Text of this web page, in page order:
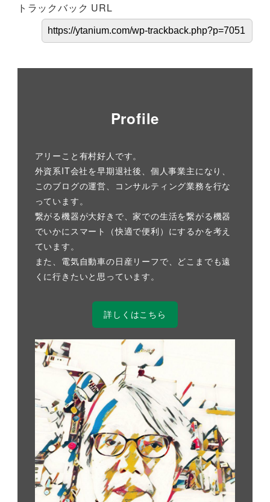
トラックバック URL
Profile
アリーこと有村好人です。
外資系IT会社を早期退社後、個人事業主になり、
このブログの運営、コンサルティング業務を行な
っています。
繋がる機器が大好きで、家での生活を繋がる機器
でいかにスマート（快適で便利）にするかを考え
ています。
また、電気自動車の日産リーフで、どこまでも遠
くに行きたいと思っています。
詳しくはこちら